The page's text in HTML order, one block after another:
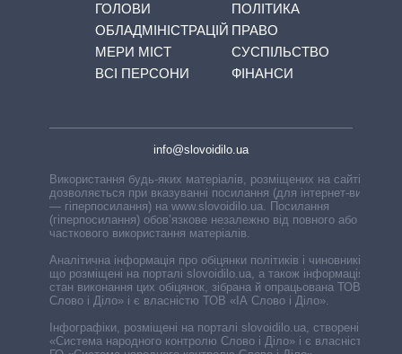
ГОЛОВИ
ОБЛАДМІНІСТРАЦІЙ
МЕРИ МІСТ
ВСІ ПЕРСОНИ
ПОЛІТИКА
ПРАВО
СУСПІЛЬСТВО
ФІНАНСИ
info@slovoidilo.ua
Використання будь-яких матеріалів, розміщених на сайті,
дозволяється при вказуванні посилання (для інтернет-видань
— гіперпосилання) на www.slovoidilo.ua. Посилання
(гіперпосилання) обов’язкове незалежно від повного або
часткового використання матеріалів.
Аналітична інформація про обіцянки політиків і чиновників,
що розміщені на порталі slovoidilo.ua, а також інформація про
стан виконання цих обіцянок, зібрана й опрацьована ТОВ «ІА
Слово і Діло» і є власністю ТОВ «ІА Слово і Діло».
Інфографіки, розміщені на порталі slovoidilo.ua, створені ГО
«Система народного контролю Слово і Діло» і є власністю